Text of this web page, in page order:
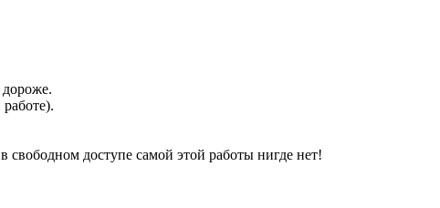
в свободном доступе самой этой работы нигде нет!